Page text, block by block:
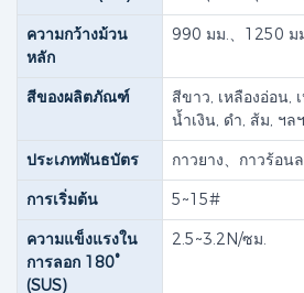
ความกว้างม้วน
หลัก
990 มม.、1250 ม
สีของผลิตภัณฑ์
สีขาว, เหลืองอ่อน,
น้ำเงิน, ดำ, ส้ม, ฯลฯ
ประเภทพันธบัตร
กาวยาง​、กาวร้อน
การเริ่มต้น
5~15#
ความแข็งแรงใน
การลอก 180°
(SUS)
2.5~3.2N/ซม.